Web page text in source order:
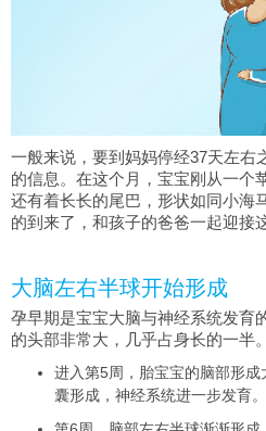
一般来说，要到妈妈停经37天左右
的信息。在这个月，宝宝刚从一个
还有着长长的尾巴，形状如同小海
的到来了，和孩子的爸爸一起迎接
大脑左右半球开始形成
孕早期是宝宝大脑与神经系统发育
的头部非常大，几乎占身长的一半。
进入第5周，胎宝宝的脑部形
囊形成，神经系统进一步发育。